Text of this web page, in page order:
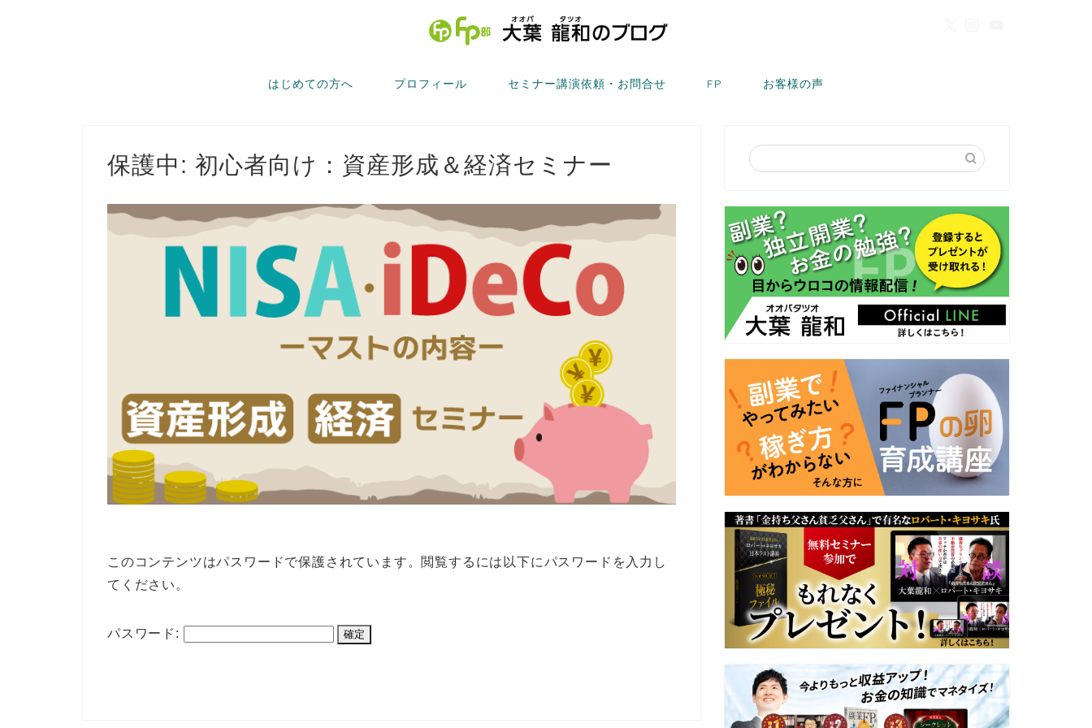
はじめての方へ プロフィール セミナー講演依頼・お問合せ FP お客様の声
保護中: 初心者向け：資産形成＆経済セミナー
このコンテンツはパスワードで保護されています。閲覧するには以下にパスワードを入力し
てください。
パスワード: